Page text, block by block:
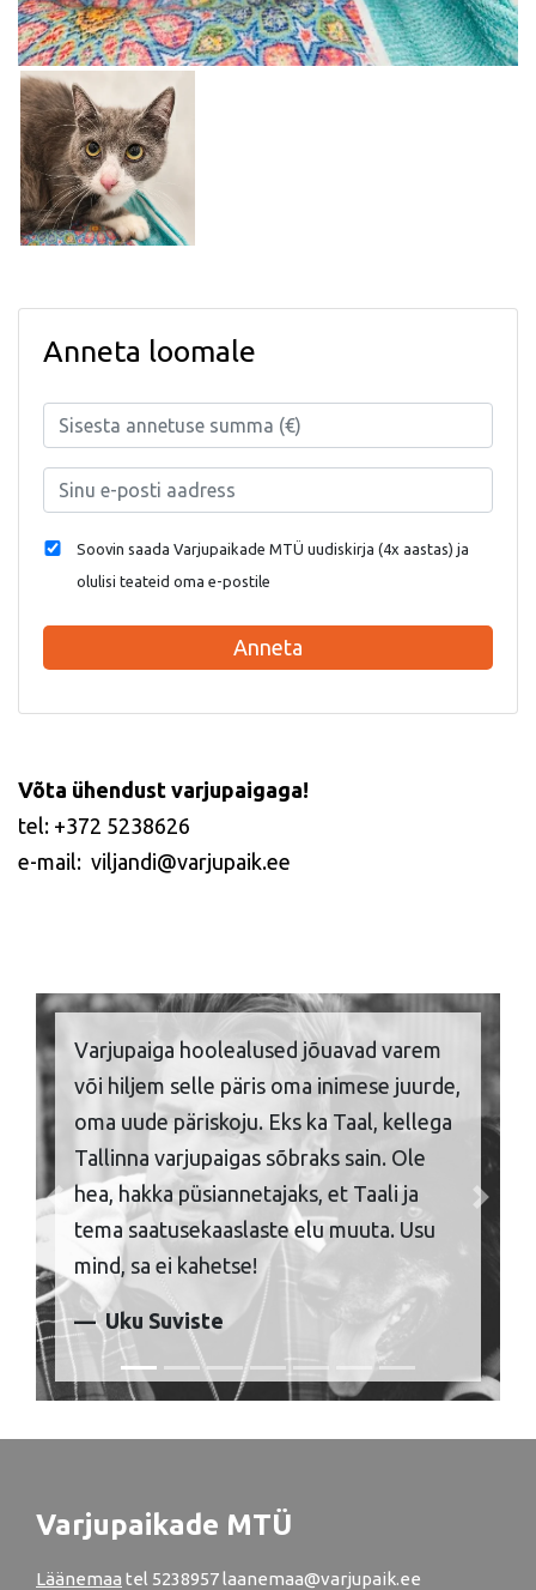
Anneta loomale
Soovin saada Varjupaikade MTÜ uudiskirja (4x aastas) ja
olulisi teateid oma e-postile
Anneta
Võta ühendust varjupaigaga!
tel: +372 5238626
e-mail: viljandi@varjupaik.ee
Varjupaiga hoolealused jõuavad varem
või hiljem selle päris oma inimese juurde,
oma uude päriskoju. Eks ka Taal, kellega
Tallinna varjupaigas sõbraks sain. Ole
hea, hakka püsiannetajaks, et Taali ja
tema saatusekaaslaste elu muuta. Usu
mind, sa ei kahetse!
Uku Suviste
Previous Next
Varjupaikade MTÜ
Läänemaa tel 5238957 laanemaa@varjupaik.ee